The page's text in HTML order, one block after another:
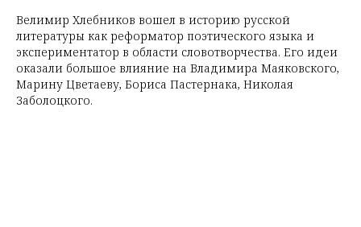
Велимир Хлебников вошел в историю русской
литературы как реформатор поэтического языка и
экспериментатор в области словотворчества. Его идеи
оказали большое влияние на Владимира Маяковского,
Марину Цветаеву, Бориса Пастернака, Николая
Заболоцкого.